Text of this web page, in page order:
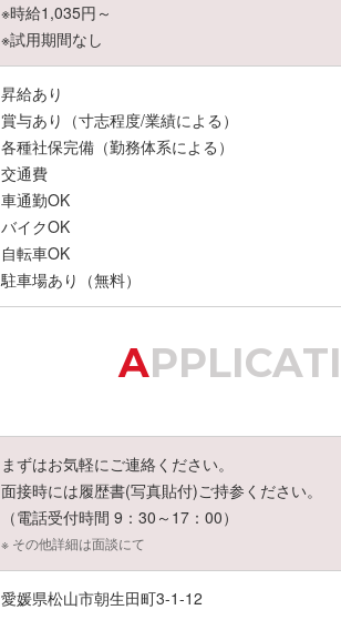
※時給1,035円～
※試用期間なし
昇給あり
賞与あり（寸志程度/業績による）
各種社保完備（勤務体系による）
交通費
車通勤OK
バイクOK
自転車OK
駐車場あり（無料）
まずはお気軽にご連絡ください。
面接時には履歴書(写真貼付)ご持参ください。
（電話受付時間 9：30～17：00）
※ その他詳細は面談にて
愛媛県松山市朝生田町3-1-12